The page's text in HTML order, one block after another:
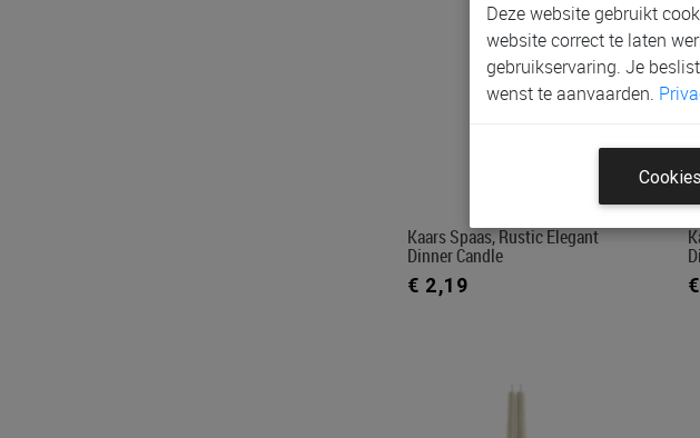
Kaars Spaas, Rustic Elegant
Dinner Candle
€ 2,19
Deze website gebruikt
website correct te laten
gebruikservaring. Je
wenst te aanvaarden.